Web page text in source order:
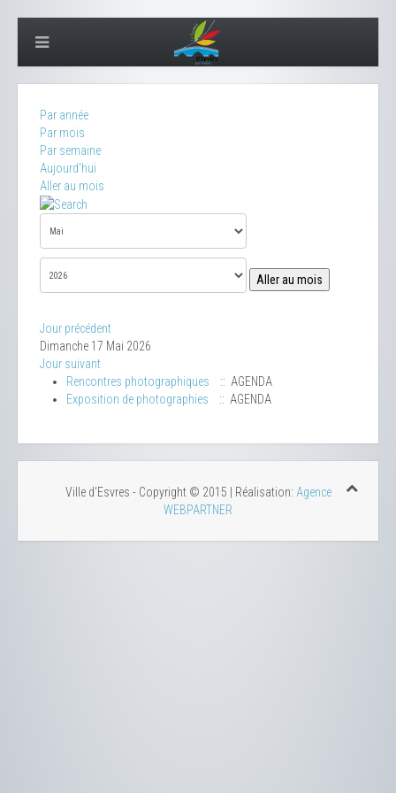
Par année
Par mois
Par semaine
Aujourd'hui
Aller au mois
Aller au mois
Jour précédent
Dimanche 17 Mai 2026
Jour suivant
Rencontres photographiques
:: AGENDA
Exposition de photographies
:: AGENDA
Ville d'Esvres - Copyright © 2015 | Réalisation: Agence
WEBPARTNER